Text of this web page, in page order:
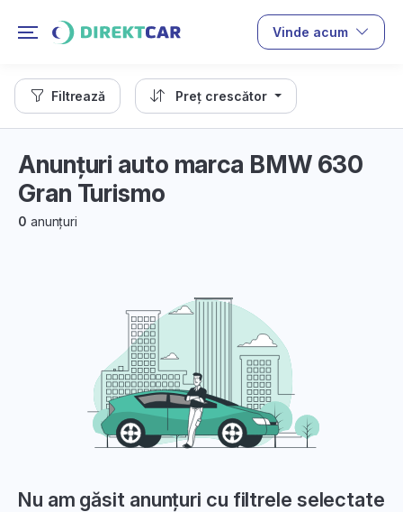
Vinde acum
Filtrează Preț crescător
Anunțuri auto marca BMW 630
Gran Turismo
0 anunțuri
Nu am găsit anunțuri cu filtrele selectate